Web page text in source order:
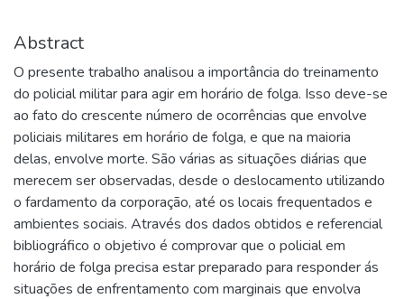
Abstract
O presente trabalho analisou a importância do treinamento
do policial militar para agir em horário de folga. Isso deve-se
ao fato do crescente número de ocorrências que envolve
policiais militares em horário de folga, e que na maioria
delas, envolve morte. São várias as situações diárias que
merecem ser observadas, desde o deslocamento utilizando
o fardamento da corporação, até os locais frequentados e
ambientes sociais. Através dos dados obtidos e referencial
bibliográfico o objetivo é comprovar que o policial em
horário de folga precisa estar preparado para responder ás
situações de enfrentamento com marginais que envolva